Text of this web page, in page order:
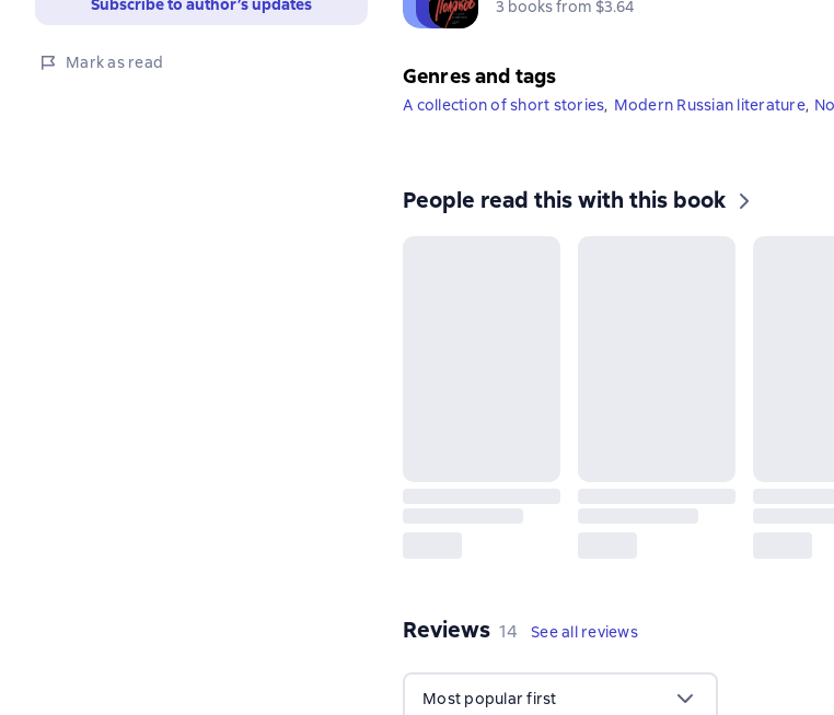
Mark as read
3 books from $3.64
Genres and tags
A collection of short stories, Modern Russian literature,
People read this with this book
Reviews 14 reviews
14 See all reviews
Most popular first